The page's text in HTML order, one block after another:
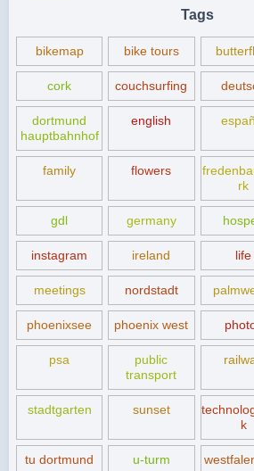
Tags
bikemap bike tours
cork couchsurfing
dortmund
hauptbahnhof
english
family flowers
rk
gdl germany
instagram ireland life
meetings nordstadt
phoenixsee phoenix west
psa
public
transport
stadtgarten sunset
k
tu dortmund u-turm